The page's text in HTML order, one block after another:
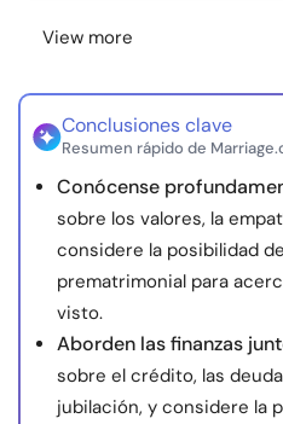
nosotros
© Copyright 2026. Todos
View more
Conclusiones clave
Resumen rápido de
Conócense
sobre los valores, la
considere la posibilidad
prematrimonial para
visto.
Aborden las finanzas
sobre el crédito, las
jubilación, y considere la